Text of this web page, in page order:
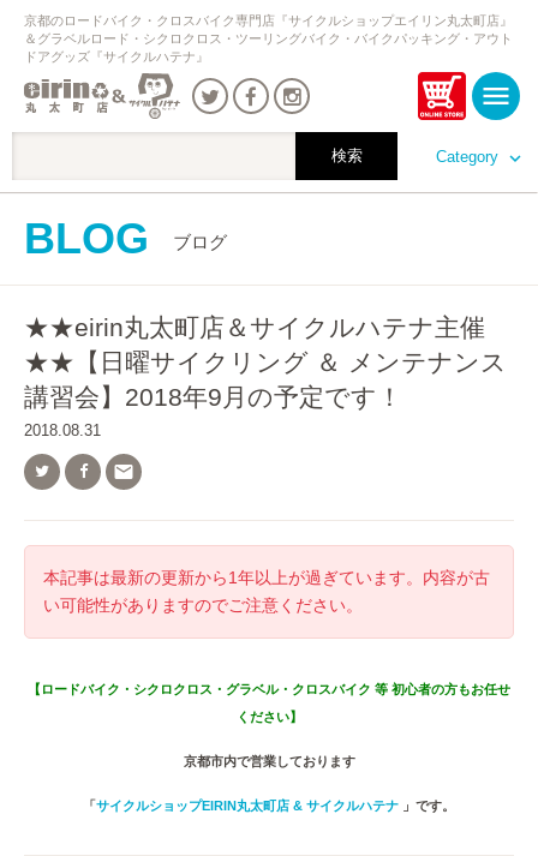
Category
京都のロードバイク・クロスバイク専門店『サイクルショップエイリン丸太町店』
＆グラベルロード・シクロクロス・ツーリングバイク・バイクパッキング・アウト
ドアグッズ『サイクルハテナ』
BLOG ブログ
★★eirin丸太町店＆サイクルハテナ主催
★★【日曜サイクリング ＆ メンテナンス
講習会】2018年9月の予定です！
2018.08.31

本記事は最新の更新から1年以上が過ぎています。内容が古
い可能性がありますのでご注意ください。
【ロードバイク・シクロクロス・グラベル・クロスバイク 等 初心者の方もお任せ
ください】
京都市内で営業しております
「サイクルショップEIRIN丸太町店 & サイクルハテナ 」です。